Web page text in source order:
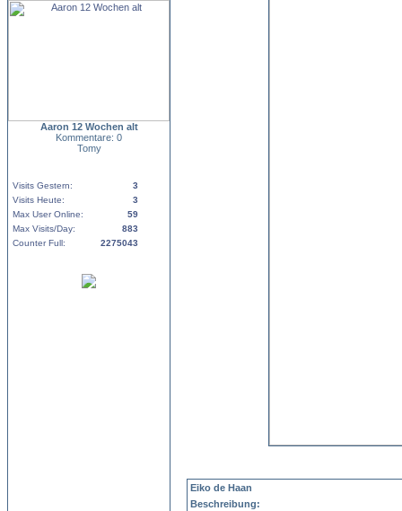
Aaron 12 Wochen alt
Kommentare: 0
Tomy
Visits Gestern:
3
Visits Heute:
3
Max User Online:
59
Max Visits/Day:
883
Counter Full:
2275043
Eiko de Haan
Beschreibung: